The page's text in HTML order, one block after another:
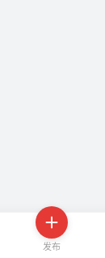
发布